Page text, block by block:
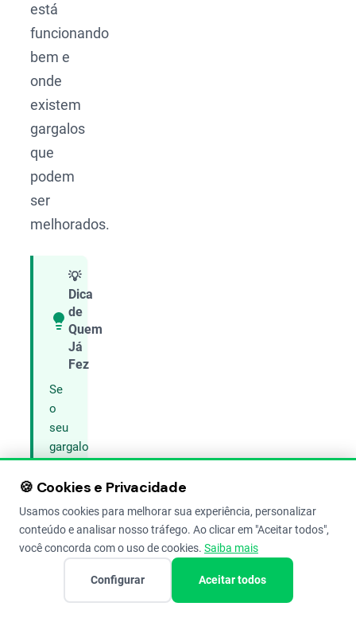
está
funcionando
bem e
onde
existem
gargalos
que
podem
ser
melhorados.
💡
Dica
de
Quem
Já
Fez
Se
o
seu
gargalo
manutenção,
um
checklist
preventivo
baseado
nas
🍪 Cookies e Privacidade
Usamos cookies para melhorar sua experiência, personalizar
conteúdo e analisar nosso tráfego. Ao clicar em "Aceitar todos",
você concorda com o uso de cookies. Saiba mais
Configurar Aceitar todos